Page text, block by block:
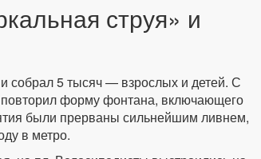
струя» и
собрал 5 тысяч — взрослых и детей. С
форму фонтана, включающего
были прерваны сильнейшим ливнем,
в метро.